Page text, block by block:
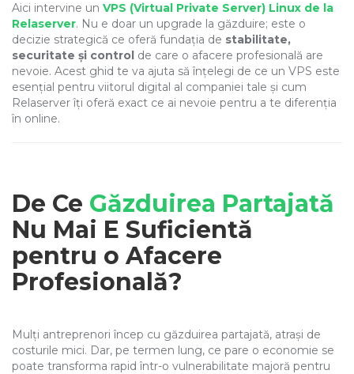
Aici intervine un VPS (Virtual Private Server) Linux de la
Relaserver. Nu e doar un upgrade la găzduire; este o
decizie strategică ce oferă fundația de stabilitate,
securitate și control de care o afacere profesională are
nevoie. Acest ghid te va ajuta să înțelegi de ce un VPS este
esențial pentru viitorul digital al companiei tale și cum
Relaserver îți oferă exact ce ai nevoie pentru a te diferenția
în online.
De Ce Găzduirea Partajată
Nu Mai E Suficientă
pentru o Afacere
Profesională?
Mulți antreprenori încep cu găzduirea partajată, atrași de
costurile mici. Dar, pe termen lung, ce pare o economie se
poate transforma rapid într-o vulnerabilitate majoră pentru